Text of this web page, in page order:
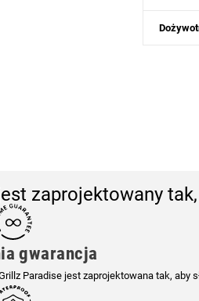
zaprojektowany tak,
gwarancja
Paradise jest zaprojektowana tak, aby